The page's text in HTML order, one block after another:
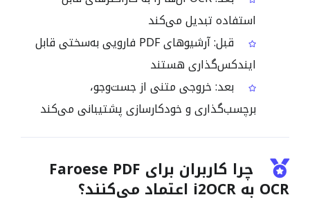
استفاده تبدیل می‌کند
قبل: آرشیوهای PDF فارویی به‌سختی قابل
ایندکس‌گذاری هستند
بعد: خروجی متنی از جست‌وجو،
برچسب‌گذاری و خودکارسازی پشتیبانی می‌کند
چرا کاربران برای Faroese PDF
OCR به i2OCR اعتماد می‌کنند؟